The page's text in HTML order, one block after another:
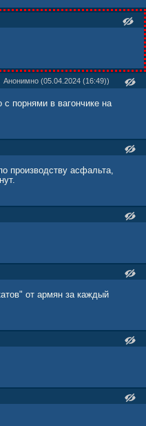
Анонимно (05.04.2024 (16:49))
порнями в вагончике на
производству асфальта,
от армян за каждый